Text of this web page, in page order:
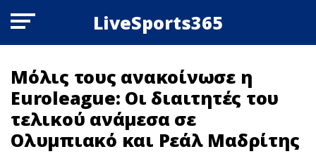
LiveSports365
Μόλις τους ανακοίνωσε η
Euroleague: Οι διαιτητές του
τελικού ανάμεσα σε
Ολυμπιακό και Ρεάλ Μαδρίτης